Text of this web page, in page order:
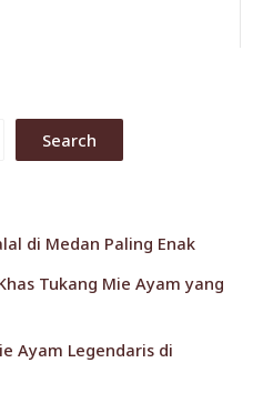
Search
di Medan Paling Enak
Tukang Mie Ayam yang
Ayam Legendaris di